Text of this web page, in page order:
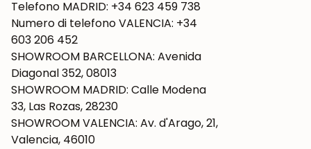
Telefono MADRID: +34 623 459 738
Numero di telefono VALENCIA: +34
603 206 452
SHOWROOM BARCELLONA: Avenida
Diagonal 352, 08013
SHOWROOM MADRID: Calle Modena
33, Las Rozas, 28230
SHOWROOM VALENCIA: Av. d'Arago, 21,
Valencia, 46010